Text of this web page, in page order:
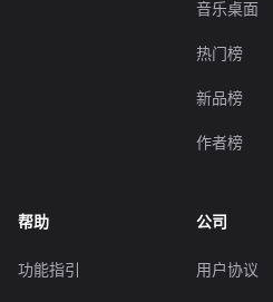
音乐桌面
热门榜
新品榜
作者榜
帮助
功能指引
公司
用户协议